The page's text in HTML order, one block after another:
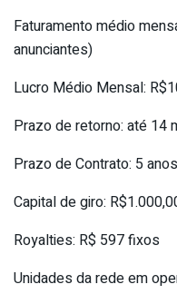
Faturamento médio
anunciantes)
Lucro Médio Mensal:
Prazo de retorno: até 14
Prazo de Contrato: 5 anos
Capital de giro:
Royalties: R$ 597 fixos
Unidades da rede em